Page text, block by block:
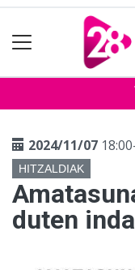
2024/11/07
HITZALDIAK
duten